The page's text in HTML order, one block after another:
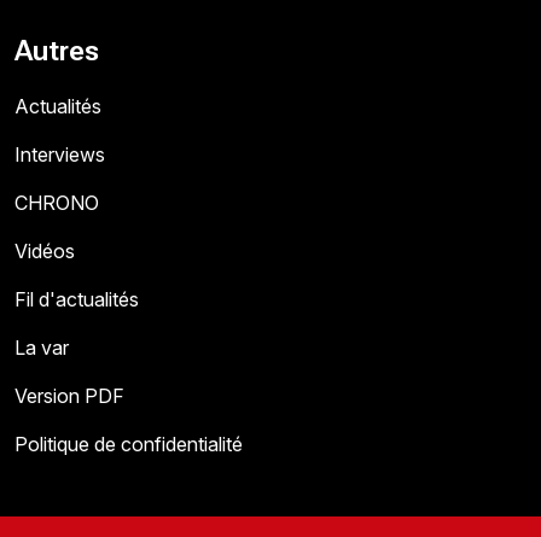
Autres
Actualités
Interviews
CHRONO
Vidéos
Fil d'actualités
La var
Version PDF
Politique de confidentialité